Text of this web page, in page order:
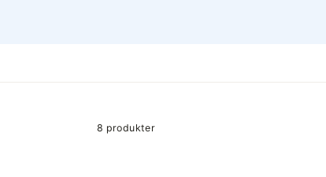
8 produkter